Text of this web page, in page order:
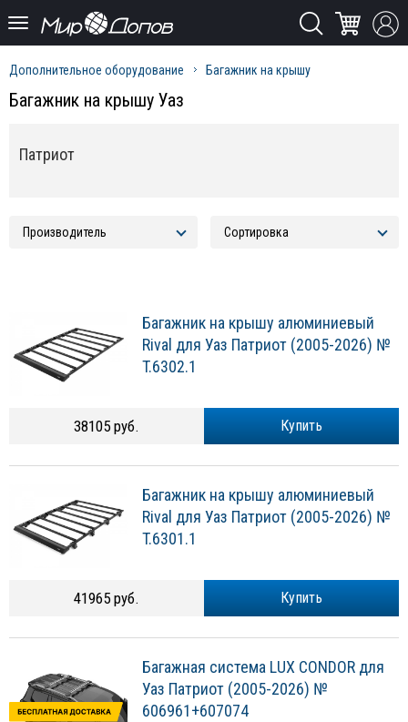
Дополнительное оборудование Багажник на крышу
Багажник на крышу Уаз
Патриот
Багажник на крышу алюминиевый
Rival для Уаз Патриот (2005-2026) №
T.6302.1
Купить
38105 руб.
Багажник на крышу алюминиевый
Rival для Уаз Патриот (2005-2026) №
T.6301.1
Купить
41965 руб.
Багажная система LUX CONDOR для
Уаз Патриот (2005-2026) №
606961+607074